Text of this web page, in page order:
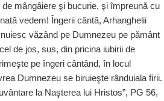
mângâiere şi bucurie, şi împreună cu
vedem! Îngerii cântă, Arhanghelii
văzând pe Dumnezeu pe pământ
de jos, sus, din pricina iubirii de
pe îngeri cântând, în locul
Dumnezeu se biruieşte rânduiala firii.
la Naşterea lui Hristos”, PG 56,